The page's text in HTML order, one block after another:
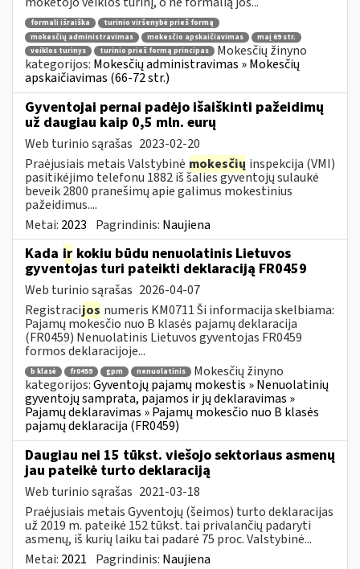
formali išraiška
turinio viršenybė prieš formą
mokesčių administravimas
mokesčio apskaičiavimas
maį 69 str.
veiklos turinys
turinio prieš formą principas
Mokesčių žinyno
kategorijos: Mokesčių administravimas » Mokesčių
apskaičiavimas (66-72 str.)
Gyventojai pernai padėjo išaiškinti pažeidimų
už daugiau kaip 0,5 mln. eurų
Web turinio sąrašas 2023-02-20
Praėjusiais metais Valstybinė mokesčių inspekcija (VMI)
pasitikėjimo telefonu 1882 iš šalies gyventojų sulaukė
beveik 2800 pranešimų apie galimus mokestinius
pažeidimus....
Metai: 2023 Pagrindinis: Naujiena
Kada ir kokiu būdu nenuolatinis Lietuvos
gyventojas turi pateikti deklaraciją FR0459
Web turinio sąrašas 2026-04-07
Registracijos numeris KM0711 Ši informacija skelbiama:
Pajamų mokesčio nuo B klasės pajamų deklaracija
(FR0459) Nenuolatinis Lietuvos gyventojas FR0459
formos deklaracijoje...
b klasė fr0459 gpm nenuolatinis
Mokesčių žinyno
kategorijos:Gyventojų pajamų mokestis » Nenuolatinių
gyventojų samprata, pajamos ir jų deklaravimas »
Pajamų deklaravimas » Pajamų mokesčio nuo B klasės
pajamų deklaracija (FR0459)
Daugiau nei 15 tūkst. viešojo sektoriaus asmenų
jau pateikė turto deklaraciją
Web turinio sąrašas 2021-03-18
Praėjusiais metais Gyventojų (šeimos) turto deklaracijas
už 2019 m. pateikė 152 tūkst. tai privalančių padaryti
asmenų, iš kurių laiku tai padarė 75 proc. Valstybinė...
Metai: 2021 Pagrindinis: Naujiena